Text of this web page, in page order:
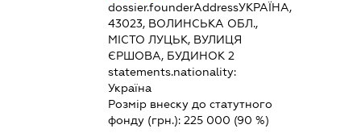
dossier.founderAddressУКРАЇНА,
43023, ВОЛИНСЬКА ОБЛ.,
МІСТО ЛУЦЬК, ВУЛИЦЯ
ЄРШОВА, БУДИНОК 2
statements.nationality:
Україна
Розмір внеску до статутного
фонду (грн.): 225 000 (90 %)